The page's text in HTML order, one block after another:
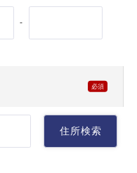
-
住所検索